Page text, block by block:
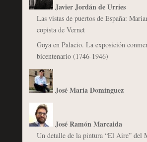
Javier Jordán de Urríes
Las vistas de puertos de España:
copista de Vernet
Goya en Palacio. La exposición
bicentenario (1746-1946)
José María Domínguez
José Ramón Marcaida
Un detalle de la pintura “El Aire” del